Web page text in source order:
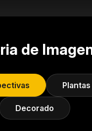
de
Plantas
Decorado